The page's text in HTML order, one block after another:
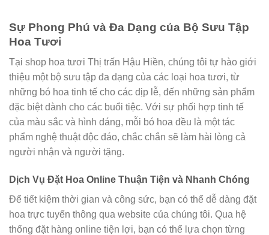
Sự Phong Phú và Đa Dạng của Bộ Sưu Tập
Hoa Tươi
Tại shop hoa tươi Thị trấn Hậu Hiền, chúng tôi tự hào giới
thiệu một bộ sưu tập đa dạng của các loại hoa tươi, từ
những bó hoa tinh tế cho các dịp lễ, đến những sản phẩm
đặc biệt dành cho các buổi tiệc. Với sự phối hợp tinh tế
của màu sắc và hình dáng, mỗi bó hoa đều là một tác
phẩm nghệ thuật độc đáo, chắc chắn sẽ làm hài lòng cả
người nhận và người tặng.
Dịch Vụ Đặt Hoa Online Thuận Tiện và Nhanh Chóng
Để tiết kiệm thời gian và công sức, bạn có thể dễ dàng đặt
hoa trực tuyến thông qua website của chúng tôi. Qua hệ
thống đặt hàng online tiện lợi, bạn có thể lựa chọn từng